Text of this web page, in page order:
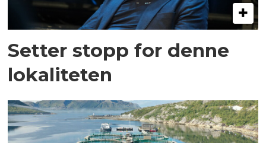
Setter stopp for denne
lokaliteten